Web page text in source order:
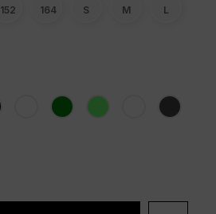
152 164 S M L